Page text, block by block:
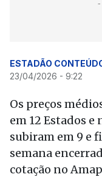
ESTADÃO
23/04/2026 - 9:22
Os preços
em 12 Estados
subiram em 9 e
semana
cotação no